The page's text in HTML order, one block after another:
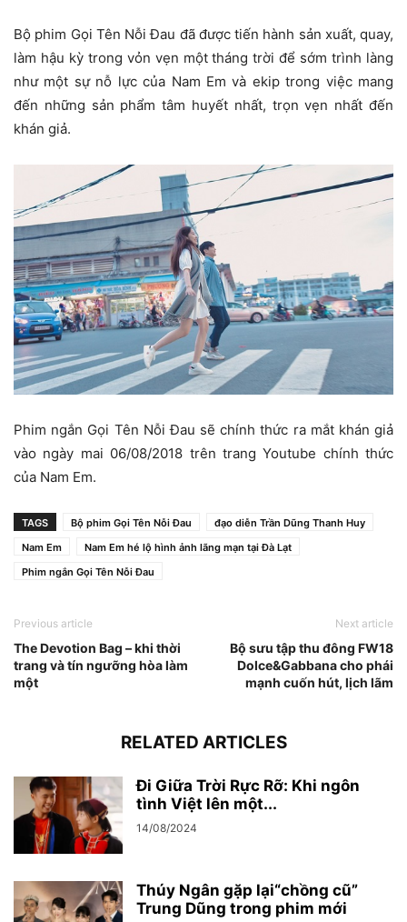
Bộ phim Gọi Tên Nỗi Đau đã được tiến hành sản xuất, quay,
làm hậu kỳ trong vỏn vẹn một tháng trời để sớm trình làng
như một sự nỗ lực của Nam Em và ekip trong việc mang
đến những sản phẩm tâm huyết nhất, trọn vẹn nhất đến
khán giả.
Phim ngắn Gọi Tên Nỗi Đau sẽ chính thức ra mắt khán giả
vào ngày mai 06/08/2018 trên trang Youtube chính thức
của Nam Em.
TAGS Bộ phim Gọi Tên Nỗi Đau
đạo diễn Trần Dũng Thanh Huy
Nam Em
Nam Em hé lộ hình ảnh lãng mạn tại Đà Lạt
Phim ngắn Gọi Tên Nỗi Đau
Previous article
The Devotion Bag – khi thời
trang và tín ngưỡng hòa làm
một
Next article
Bộ sưu tập thu đông FW18
Dolce&Gabbana cho phái
mạnh cuốn hút, lịch lãm
RELATED ARTICLES
Đi Giữa Trời Rực Rỡ: Khi ngôn
tình Việt lên một...
14/08/2024
Thúy Ngân gặp lại“chồng cũ”
Trung Dũng trong phim mới